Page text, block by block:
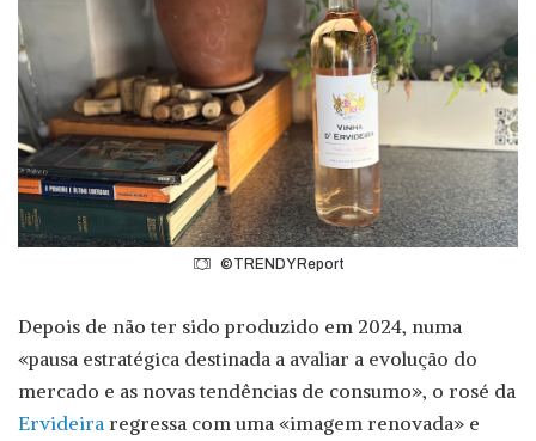
©TRENDY Report
Depois de não ter sido produzido em 2024, numa
«pausa estratégica destinada a avaliar a evolução do
mercado e as novas tendências de consumo», o rosé da
Ervideira regressa com uma «imagem renovada» e